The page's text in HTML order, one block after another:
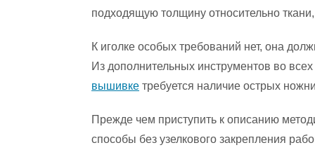
подходящую толщину относительно
К иголке особых требований нет, она
Из дополнительных инструментов во
вышивке требуется наличие острых
Прежде чем приступить к описанию
способы без узелкового закрепления